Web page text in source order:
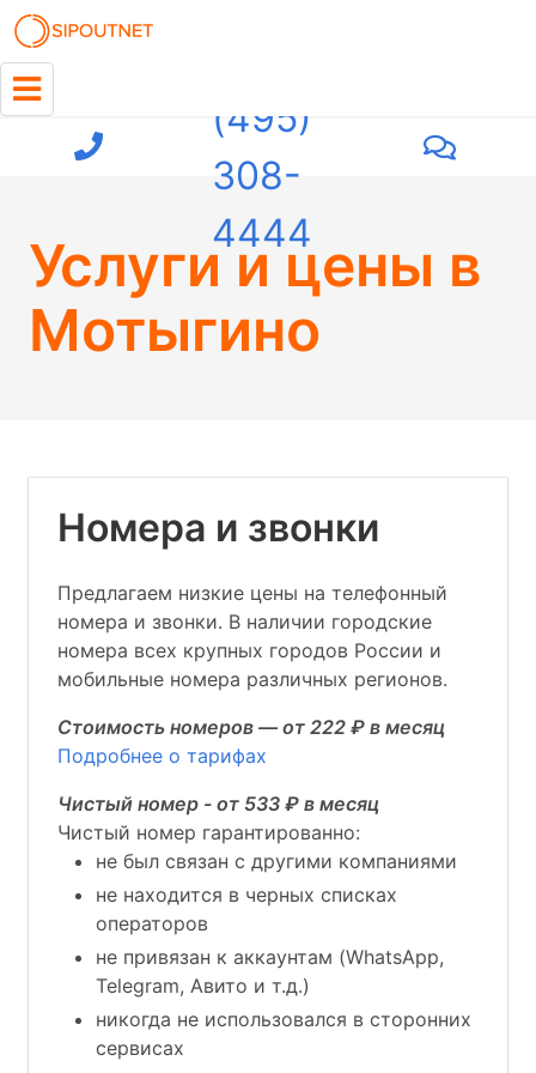
(495)
308-
4444
Услуги и цены в
Мотыгино
Номера и звонки
Предлагаем низкие цены на телефонный
номера и звонки. В наличии городские
номера всех крупных городов России и
мобильные номера различных регионов.
Стоимость номеров — от 222 ₽ в месяц
Подробнее о тарифах
Чистый номер - от 533 ₽ в месяц
Чистый номер гарантированно:
не был связан с другими компаниями
не находится в черных списках
операторов
не привязан к аккаунтам (WhatsApp,
Telegram, Авито и т.д.)
никогда не использовался в сторонних
сервисах